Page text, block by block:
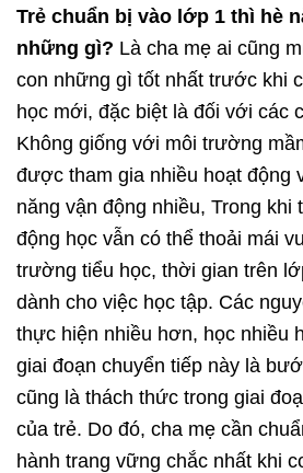
Trẻ chuẩn bị vào lớp 1 thì hè
những gì? Là cha mẹ ai cũng
con những gì tốt nhất trước khi
học mới, đặc biệt là đối với các
Không giống với môi trường
được tham gia nhiều hoạt động
năng vận động nhiều, Trong khi
động học vẫn có thể thoải mái
trường tiểu học, thời gian trên
dành cho việc học tập. Các
thực hiện nhiều hơn, học nhiều
giai đoạn chuyển tiếp này là
cũng là thách thức trong giai
của trẻ. Do đó, cha mẹ cần
hành trang vững chắc nhất khi